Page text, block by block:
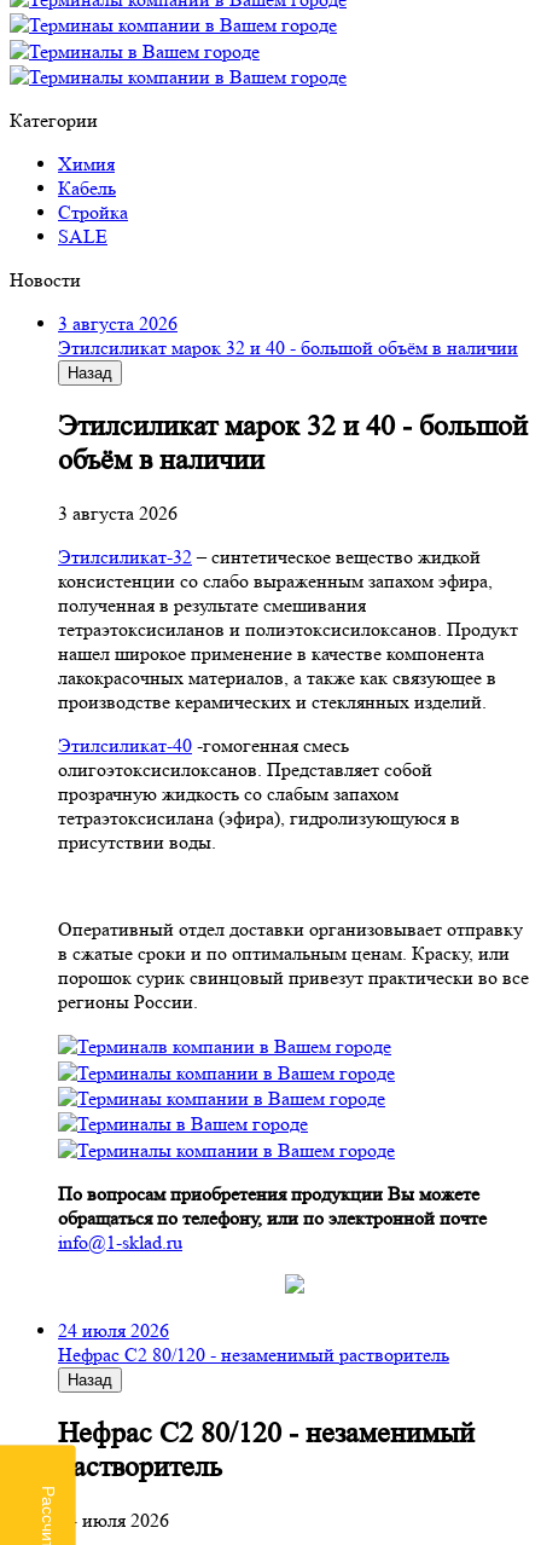
Категории
Химия
Кабель
Стройка
SALE
Новости
3 августа 2026
Этилсиликат марок 32 и 40 - большой объём в наличии
Назад
Этилсиликат марок 32 и 40 - большой
объём в наличии
3 августа 2026
Этилсиликат-32– синтетическое вещество жидкой
консистенции со слабо выраженным запахом эфира,
полученная в результате смешивания
тетpаэтоксисиланов и полиэтоксисилоксанов. Продукт
нашел широкое применение в качестве компонента
лакокрасочных материалов, а также как связующее в
производстве керамических и стеклянных изделий.
Этилсиликат-40 -гомогенная смесь
олигоэтоксисилоксанов. Представляет собой
прозрачную жидкость со слабым запахом
тетраэтоксисилана (эфира), гидролизующуюся в
присутствии воды.
Оперативный отдел доставки организовывает отправку
в сжатые сроки и по оптимальным ценам. Краску, или
порошок сурик свинцовый привезут практически во все
регионы России.
По вопросам приобретения продукции Вы можете
обращаться по телефону, или по электронной почте
info@1-sklad.ru
24 июля 2026
Нефрас С2 80/120 - незаменимый растворитель
Назад
Нефрас С2 80/120 - незаменимый
растворитель
24 июля 2026